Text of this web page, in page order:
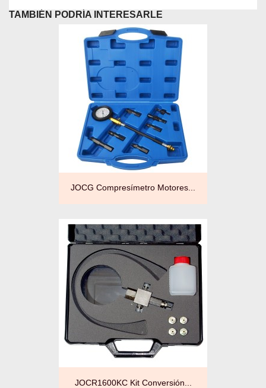
TAMBIÉN PODRÍA INTERESARLE
JOCG Compresímetro Motores...
JOCR1600KC Kit Conversión...